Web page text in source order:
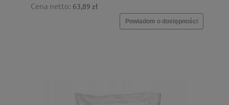
Cena netto: 63,89 zł
Powiadom o dostępności